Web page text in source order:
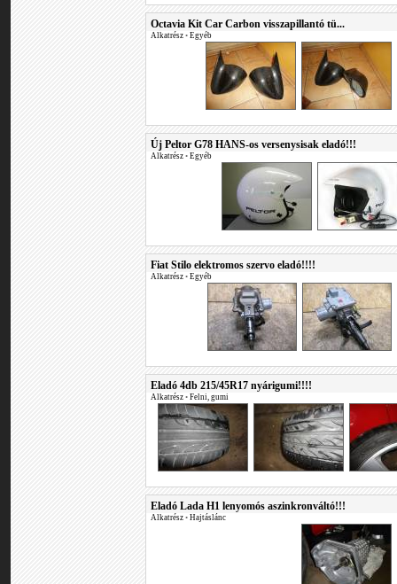
Octavia Kit Car Carbon visszapillantó tü...
Alkatrész • Egyéb
Új Peltor G78 HANS-os versenysisak eladó!!!
Alkatrész • Egyéb
Fiat Stilo elektromos szervo eladó!!!!
Alkatrész • Egyéb
Eladó 4db 215/45R17 nyárigumi!!!!
Alkatrész • Felni, gumi
Eladó Lada H1 lenyomós aszinkronváltó!!!
Alkatrész • Hajtáslánc